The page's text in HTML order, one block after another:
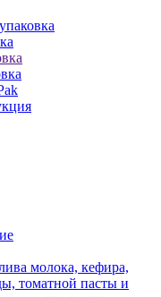
молока, кефира,
томатной пасты и